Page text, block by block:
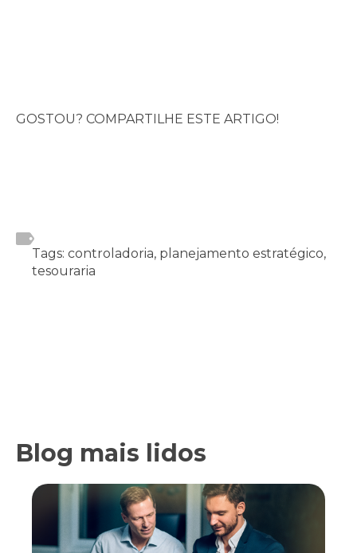
GOSTOU? COMPARTILHE ESTE ARTIGO!
Tags: controladoria, planejamento estratégico,
tesouraria
Blog mais lidos